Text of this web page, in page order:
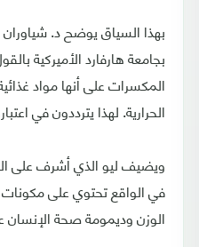
بهذا السياق يوضح د.
بجامعة هارفارد الأميركية
المكسرات على أنها مواد
الحرارية. لهذا يترددون في
ويضيف ليو الذي أشرف على
في الواقع تحتوي على
الوزن وديمومة صحة الإنسان